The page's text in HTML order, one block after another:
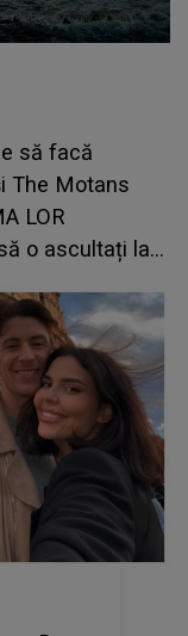
să facă
The Motans
LOR
o ascultați la